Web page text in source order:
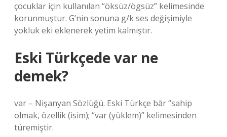
çocuklar için kullanılan “öksüz/ögsüz” kelimesinde
korunmuştur. G’nin sonuna g/k ses değişimiyle
yokluk eki eklenerek yetim kalmıştır.
Eski Türkçede var ne
demek?
var – Nişanyan Sözlüğü. Eski Türkçe bār “sahip
olmak, özellik (isim); “var (yüklem)” kelimesinden
türemiştir.